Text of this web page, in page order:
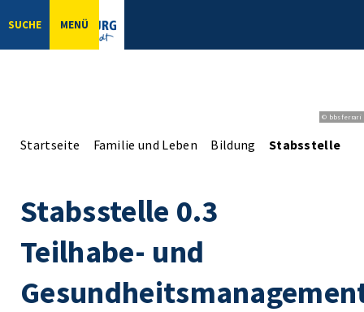
SUCHE MENÜ
© bbsferrari
Startseite Familie und Leben Bildung Stabsstelle
Stabsstelle 0.3
Teilhabe- und